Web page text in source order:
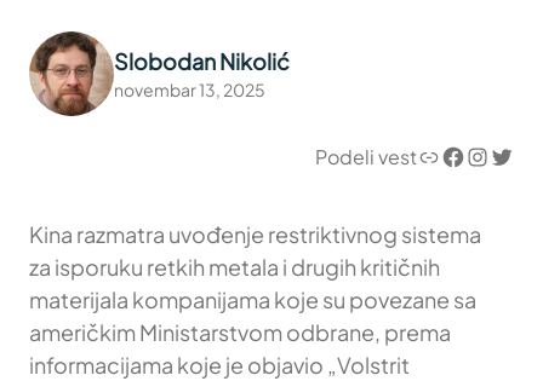
Slobodan Nikolić
novembar 13, 2025
Podeli vestLink Facebook InstagramTwitter
Kina razmatra uvođenje restriktivnog sistema
za isporuku retkih metala i drugih kritičnih
materijala kompanijama koje su povezane sa
američkim Ministarstvom odbrane, prema
informacijama koje je objavio „Volstrit